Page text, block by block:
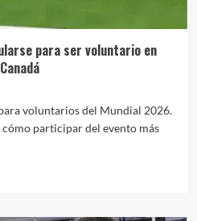
para ser voluntario en
voluntarios del Mundial 2026.
participar del evento más